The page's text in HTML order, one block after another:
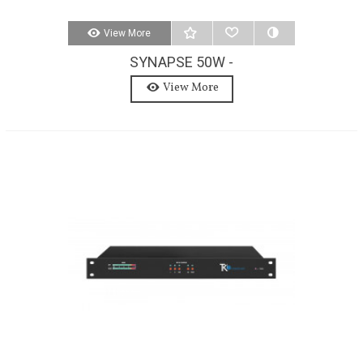
View More
SYNAPSE 50W -
TRASMETTITORE FM
BROADCAST
View More